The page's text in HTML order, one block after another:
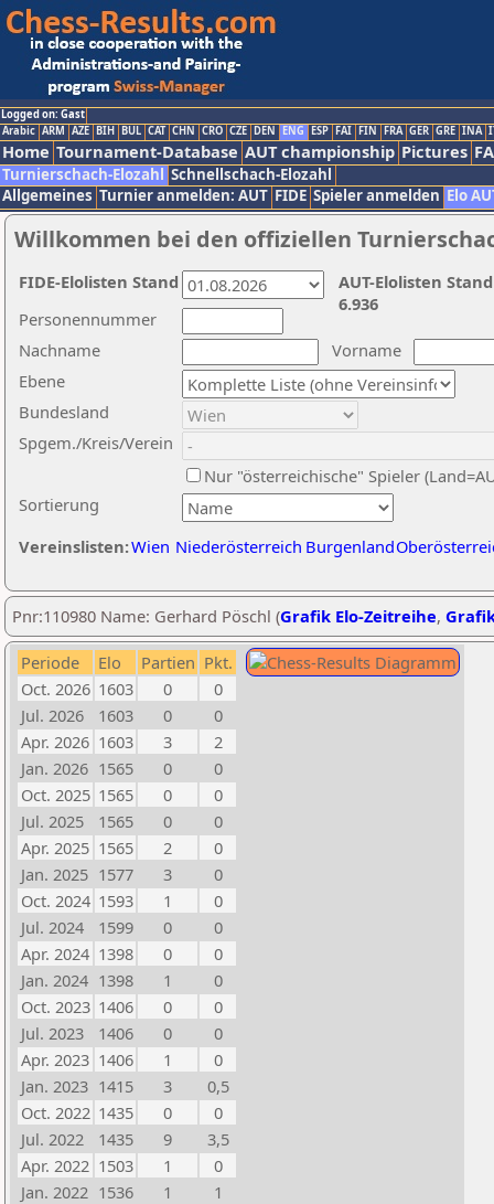
Logged on: Gast
Arabic ARM AZE BIH BUL CAT CHN CRO CZE DEN ENG ESP FAI FIN FRA GER GRE INA
Home Tournament-Database AUT championship Pictures
Turnierschach-Elozahl Schnellschach-Elozahl
Allgemeines Turnier anmelden: AUT FIDE Spieler anmelden Elo
Willkommen bei den offiziellen
Nachname
Vorname
Ebene
Sortierung
Personennummer
Bundesland
Spgem./Kreis/Verein
Nur "österreichische" Spieler
Vereinslisten:Wien Niederösterreich Burgenland
AUT-Elolisten
6.936
FIDE-Elolisten Stand
Pnr:110980 Name: Gerhard Pöschl (Grafik Elo-Zeitreihe,
Periode Elo Partien Pkt.
Oct. 2026 1603 0
0
Jul. 2026
1603 0
0
Apr. 2026 1603 3
2
Jan. 2026 1565 0
0
Oct. 2025 1565 0
0
Jul. 2025
1565 0
0
Apr. 2025 1565 2
0
Jan. 2025 1577 3
0
Oct. 2024 1593 1
0
Jul. 2024
1599 0
0
Apr. 2024 1398 0
0
Jan. 2024 1398 1
0
Oct. 2023 1406 0
0
Jul. 2023
1406 0
0
Apr. 2023 1406 1
0
Jan. 2023 1415 3
0,5
Oct. 2022 1435 0
0
Jul. 2022
1435 9
3,5
Apr. 2022 1503 1
0
Jan. 2022 1536 1
1